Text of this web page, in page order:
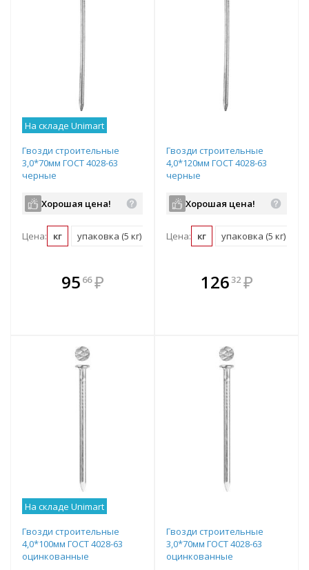
На складе Unimart
Гвозди строительные
3,0*70мм ГОСТ 4028-63
черные
Хорошая цена!
Цена: кг упаковка (5 кг)
95 66 ₽
В комплекте
всегда выгоднее!
Гвозди строительные
4,0*120мм ГОСТ 4028-63
черные
Хорошая цена!
Цена: кг упаковка (5 кг)
В комплекте
всегда выгоднее!
12632 ₽
На складе Unimart
Гвозди строительные
4,0*100мм ГОСТ 4028-63
оцинкованные
Гвозди строительные
3,0*70мм ГОСТ 4028-63
оцинкованные